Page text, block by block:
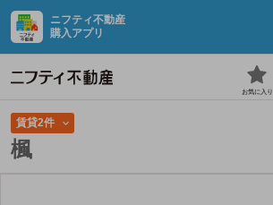
ニフティ不動産
購入アプリ
お気に入り
賃貸2件
楓